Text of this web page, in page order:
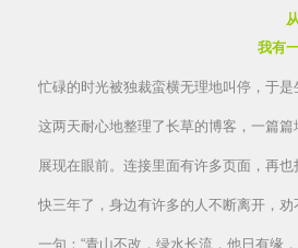
我有
忙碌的时光被独裁蛮横无理地叫停，于是
这两天耐心地整理了长草的博客，一篇
展现在眼前。连接里面有许多页面，再
快三年了，身边有许多的人不断离开，
一句：“青山不改，绿水长流，他日有缘，